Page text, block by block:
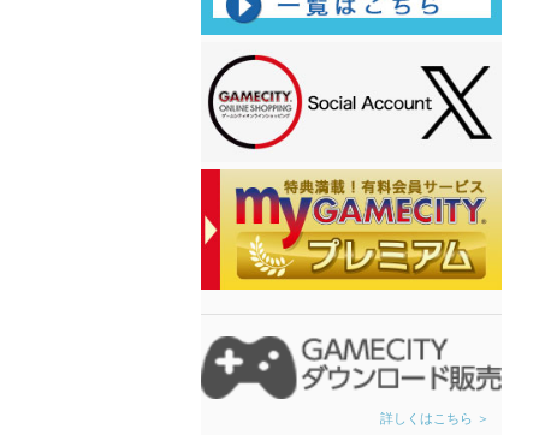
詳しくはこちら ＞